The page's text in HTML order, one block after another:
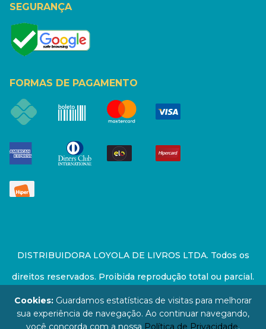
SEGURANÇA
FORMAS DE PAGAMENTO
DISTRIBUIDORA LOYOLA DE LIVROS LTDA. Todos os
direitos reservados. Proibida reprodução total ou parcial.
Preços e estoque sujeito a alterações sem aviso prévio.
67.946.814/0001-94 - LOJA - Rua Senador Feijó - São
Cookies: Guardamos estatísticas de visitas para melhorar
sua experiência de navegação. Ao continuar navegando,
você concorda com a nossa Política de Privacidade.